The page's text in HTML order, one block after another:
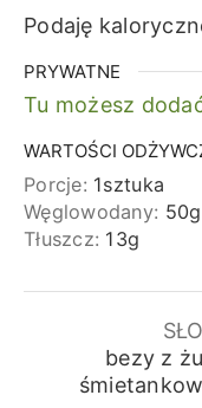
Podaję
PRYWATNE
Tu możesz
WARTOŚCI
Porcje: 1sztuka
Węglowodany: 50g
Tłuszcz: 13g
bezy z